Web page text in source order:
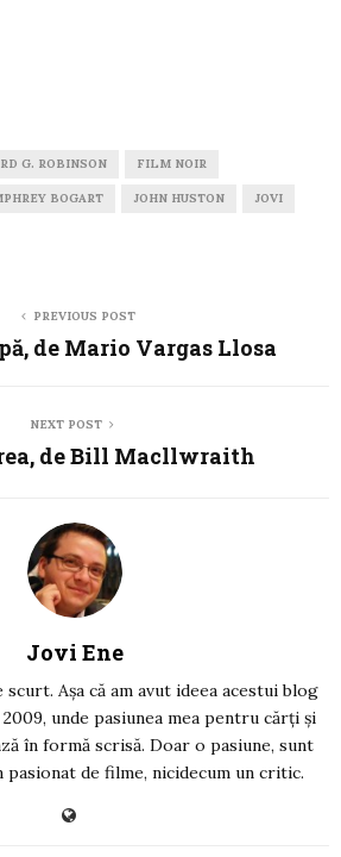
G. ROBINSON FILM NOIR
BOGART JOHN HUSTON JOVI
PREVIOUS POST
de Mario Vargas Llosa
NEXT POST
de Bill Macllwraith
Jovi Ene
Așa că am avut ideea acestui blog
unde pasiunea mea pentru cărți și
în formă scrisă. Doar o pasiune, sunt
de filme, nicidecum un critic.